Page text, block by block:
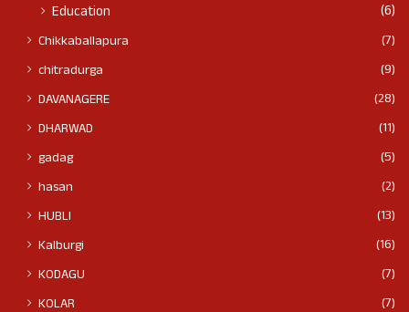
Education (6)
Chikkaballapura
(7)
chitradurga
(9)
DAVANAGERE
(28)
DHARWAD
(11)
gadag
(5)
hasan
(2)
HUBLI
(13)
Kalburgi
(16)
KODAGU
(7)
KOLAR
(7)